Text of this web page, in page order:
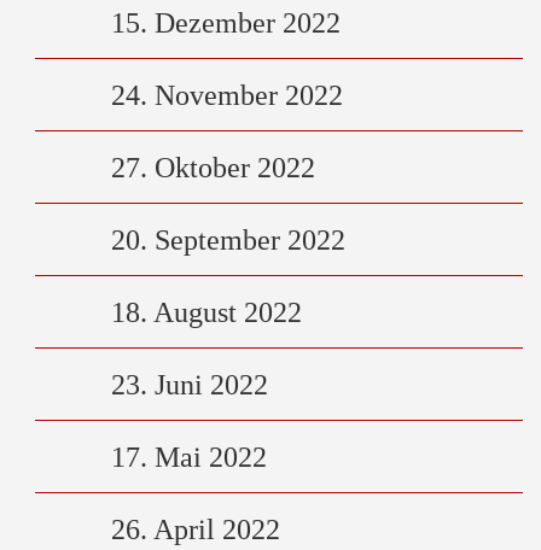
15. Dezember 2022
24. November 2022
27. Oktober 2022
20. September 2022
18. August 2022
23. Juni 2022
17. Mai 2022
26. April 2022